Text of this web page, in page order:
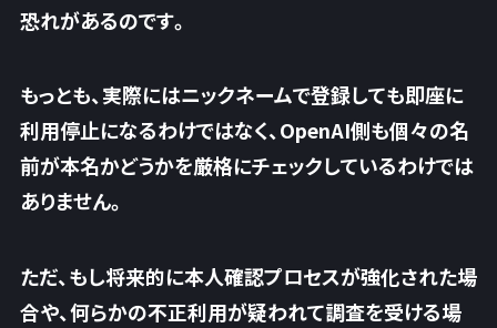
恐れがあるのです。
もっとも、実際にはニックネームで登録しても即座に
利用停止になるわけではなく、OpenAI側も個々の名
前が本名かどうかを厳格にチェックしているわけでは
ありません。
ただ、もし将来的に本人確認プロセスが強化された場
合や、何らかの不正利用が疑われて調査を受ける場